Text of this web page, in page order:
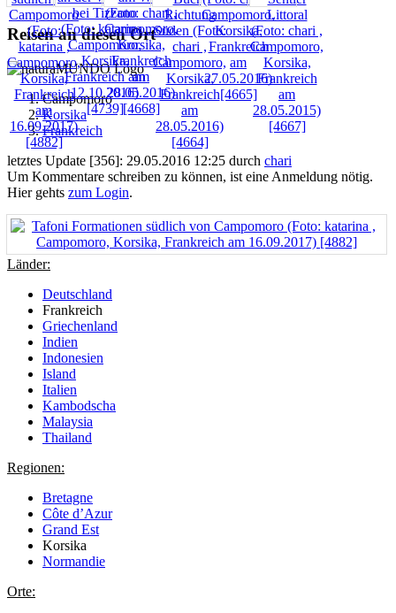
Reisen an diesen Ort
Campomoro
Korsika
Frankreich
letztes Update [356]: 29.05.2016 12:25 durch chari
Um Kommentare schreiben zu können, ist eine Anmeldung nötig.
Hier gehts zum Login.
Länder:
Deutschland
Frankreich
Griechenland
Indien
Indonesien
Island
Italien
Kambodscha
Malaysia
Thailand
Regionen:
Bretagne
Côte d’Azur
Grand Est
Korsika
Normandie
Orte: